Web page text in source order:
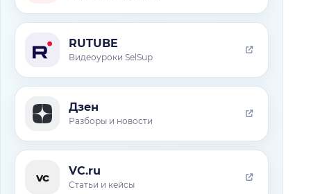
RUTUBE
Видеоуроки SelSup
Дзен
Разборы и новости
vc VC.ru
Статьи и кейсы